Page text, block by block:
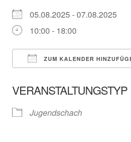
05.08.2025 - 07.08.2025
10:00 - 18:00
ZUM KALENDER
VERANSTALTUNGSTYP
Jugendschach